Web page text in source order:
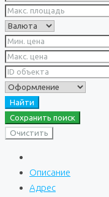
Найти
Сохранить поиск
Очистить
Описание
Адрес